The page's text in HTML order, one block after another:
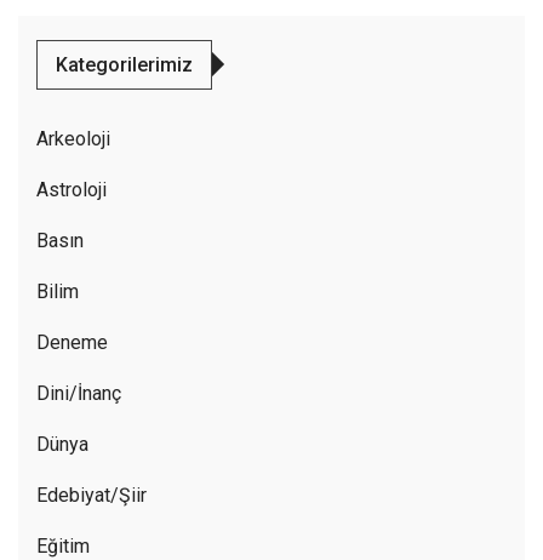
Kategorilerimiz
Arkeoloji
Astroloji
Basın
Bilim
Deneme
Dini/İnanç
Dünya
Edebiyat/Şiir
Eğitim